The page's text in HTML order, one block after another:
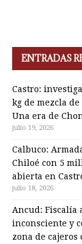
ENTRADAS
Castro:
kg de mezcla
Una era de
julio 19, 2026
Calbuco:
Chiloé con 5
abierta en
julio 18, 2026
Ancud: Fiscalía
inconsciente y
zona de cajeros